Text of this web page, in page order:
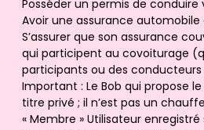
Posséder un permis de conduire
Avoir une assurance automobile
S’assurer que son assurance
qui participent au covoiturage
participants ou des
Important : Le Bob qui propose
titre privé ; il n’est pas un
« Membre » Utilisateur